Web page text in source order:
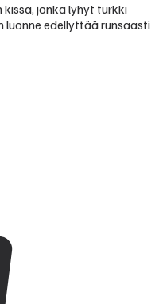
jonka lyhyt turkki
luonne edellyttää runsaasti